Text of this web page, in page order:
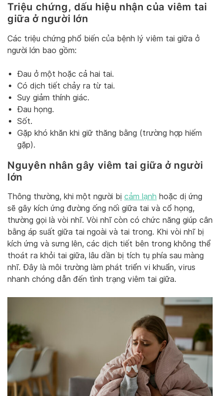
Triệu chứng, dấu hiệu nhận của viêm tai
giữa ở người lớn
Các triệu chứng phổ biến của bệnh lý viêm tai giữa ở
người lớn bao gồm:
Đau ở một hoặc cả hai tai.
Có dịch tiết chảy ra từ tai.
Suy giảm thính giác.
Đau họng.
Sốt.
Gặp khó khăn khi giữ thăng bằng (trường hợp hiếm
gặp).
Nguyên nhân gây viêm tai giữa ở người
lớn
Thông thường, khi một người bị cảm lạnh hoặc dị ứng
sẽ gây kích ứng đường ống nối giữa tai và cổ họng,
thường gọi là vòi nhĩ. Vòi nhĩ còn có chức năng giúp cân
bằng áp suất giữa tai ngoài và tai trong. Khi vòi nhĩ bị
kích ứng và sưng lên, các dịch tiết bên trong không thể
thoát ra khỏi tai giữa, lâu dần bị tích tụ phía sau màng
nhĩ. Đây là môi trường làm phát triển vi khuẩn, virus
nhanh chóng dẫn đến tình trạng viêm tai giữa.